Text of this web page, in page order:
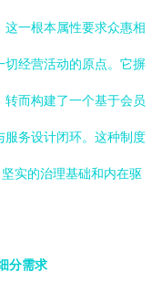
一根本属性要求众惠相
经营活动的原点。它摒
而构建了一个基于会员
务设计闭环。这种制度
实的治理基础和内在驱
分需求